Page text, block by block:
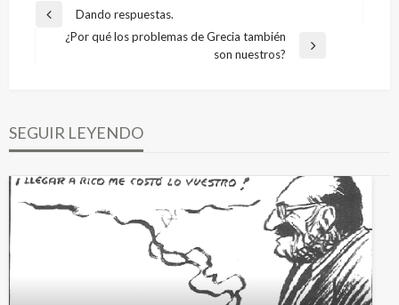
Navegación
Entrada
anterior
Dando respuestas.
¿Por qué los problemas de Grecia también
son nuestros?
SEGUIR LEYENDO